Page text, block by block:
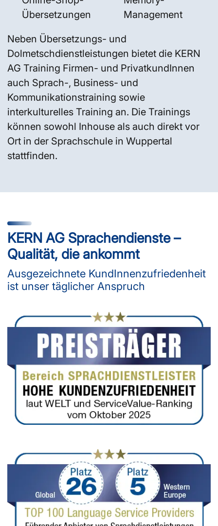
Übersetzungen
Management
Neben Übersetzungs- und
Dolmetschdienstleistungen bietet die KERN
AG Training Firmen- und PrivatkundInnen
auch Sprach-, Business- und
Kommunikationstraining sowie
interkulturelles Training an. Die Trainings
können sowohl Inhouse als auch direkt vor
Ort in der Sprachschule in Wuppertal
stattfinden.
KERN AG Sprachendienste –
Qualität, die ankommt
Ausgezeichnete KundInnenzufriedenheit
ist unser täglicher Anspruch